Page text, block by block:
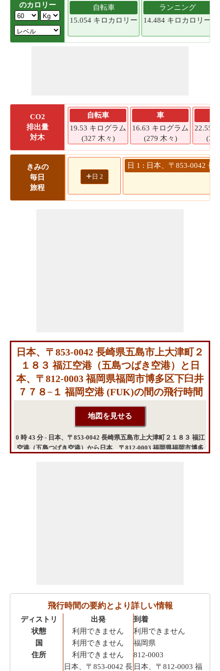
のカロリー
自転車
15.054 キロカロリー
ランニング
14.484 キロカロリー
CO2
排出量
対木
自転車
19.53 キログラム
(327 木々)
車
16.63 キログラム
(279 木々)
22.55
きみの
毎日
旅程
+ 日 2
日 1 : 日本、〒853-0042
日本、〒853-0042 長崎県五島市上大津町２
１８３ 福江空港（五島つばき空港）と日
本、〒812-0003 福岡県福岡市博多区下臼井
７７８−１ 福岡空港 (FUK)の間の飛行時間
0 時 43 分 - 日本、〒853-0042 長崎県五島市上大津町２１８３ 福江
空港（五島つばき空港）から日本、〒812-0003 福岡県福岡市博多
飛行時間の要約とより詳しい情報
ディストリ
状態
国
住所
出発
利用できません
利用できません
利用できません
日本、〒853-0042 長
到着
利用できません
福岡県
812-0003
日本、〒812-0003 福